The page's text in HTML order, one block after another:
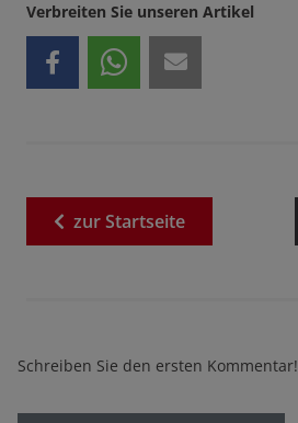
Verbreiten Sie unseren Artikel
zurStartseite
Schreiben Sie den ersten Kommentar!